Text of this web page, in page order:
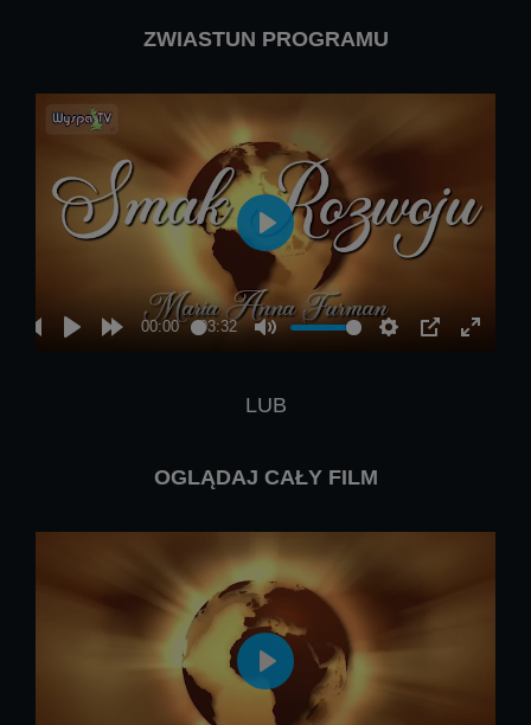
ZWIASTUN PROGRAMU
LUB
OGLĄDAJ CAŁY FILM